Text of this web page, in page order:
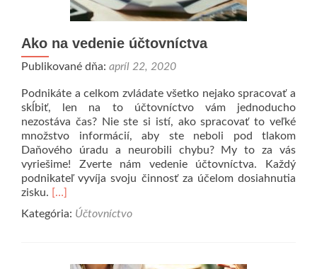
Ako na vedenie účtovníctva
Publikované dňa: apríl 22, 2020
Podnikáte a celkom zvládate všetko nejako spracovať a
skĺbiť, len na to účtovníctvo vám jednoducho
nezostáva čas? Nie ste si istí, ako spracovať to veľké
množstvo informácií, aby ste neboli pod tlakom
Daňového úradu a neurobili chybu? My to za vás
vyriešime! Zverte nám vedenie účtovníctva. Každý
podnikateľ vyvíja svoju činnosť za účelom dosiahnutia
zisku. Prečítať
o
vedenie
[…]
Kategória: Účtovníctvo